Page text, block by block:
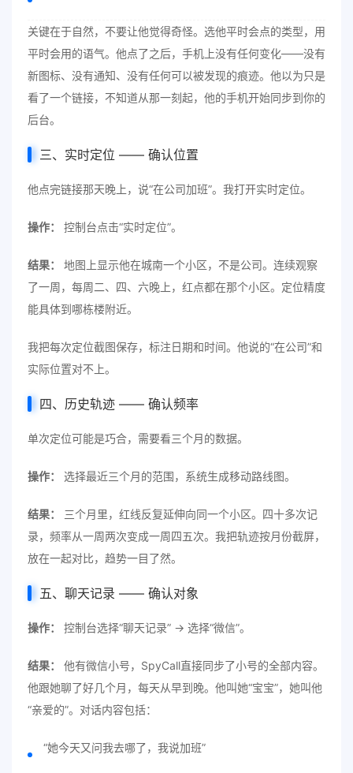
关键在于自然，不要让他觉得奇怪。选他平时会点的类型，用
平时会用的语气。他点了之后，手机上没有任何变化——没有
新图标、没有通知、没有任何可以被发现的痕迹。他以为只是
看了一个链接，不知道从那一刻起，他的手机开始同步到你的
后台。
三、实时定位 —— 确认位置
他点完链接那天晚上，说“在公司加班”。我打开实时定位。
操作： 控制台点击“实时定位”。
结果：
地图上显示他在城南一个小区，不是公司。连续观察
了一周，每周二、四、六晚上，红点都在那个小区。定位精度
能具体到哪栋楼附近。
我把每次定位截图保存，标注日期和时间。他说的“在公司”和
实际位置对不上。
四、历史轨迹 —— 确认频率
单次定位可能是巧合，需要看三个月的数据。
操作： 选择最近三个月的范围，系统生成移动路线图。
结果：
三个月里，红线反复延伸向同一个小区。四十多次记
录，频率从一周两次变成一周四五次。我把轨迹按月份截屏，
放在一起对比，趋势一目了然。
五、聊天记录 —— 确认对象
操作： 控制台选择“聊天记录” → 选择“微信”。
结果：
他有微信小号，SpyCall直接同步了小号的全部内容。
他跟她聊了好几个月，每天从早到晚。他叫她“宝宝”，她叫他
“亲爱的”。对话内容包括：
“她今天又问我去哪了，我说加班”